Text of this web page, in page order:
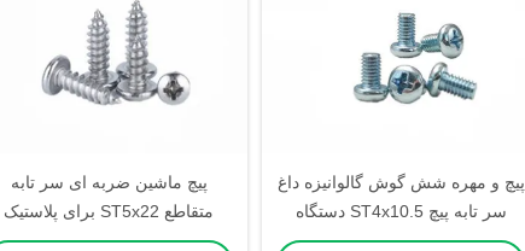
پیچ و مهره شش گوش گالوانیزه داغ
سر تابه پیچ ST4x10.5 دستگاه
OEM
پیچ ماشین ضربه ای سر تابه
متقاطع ST5x22 برای پلاستیک